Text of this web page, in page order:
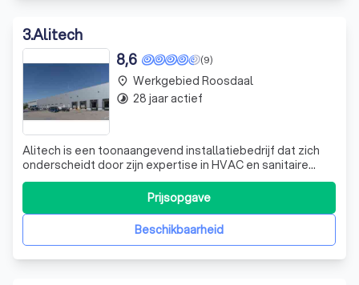
3.Alitech
(9)
8,6
Alitech is een toonaangevend installatiebedrijf dat zich
onderscheidt door zijn expertise in HVAC en sanitaire
technieken. Als familiebedrijf zijn we begonnen, maar door
onze toewijding en vakmanschap zijn we uitgegroeid tot
een gerespecteerde speler in de sector. Met meer dan 25
Beschikbaarheid
Prijsopgave
place Werkgebied Roosdaal
timelapse 28 jaar actief